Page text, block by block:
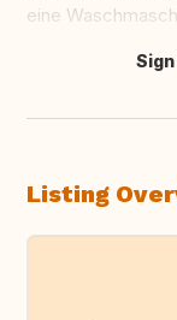
eine
Translate this
Listing